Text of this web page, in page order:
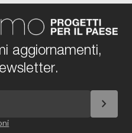
aggiornamenti,
chevron_right